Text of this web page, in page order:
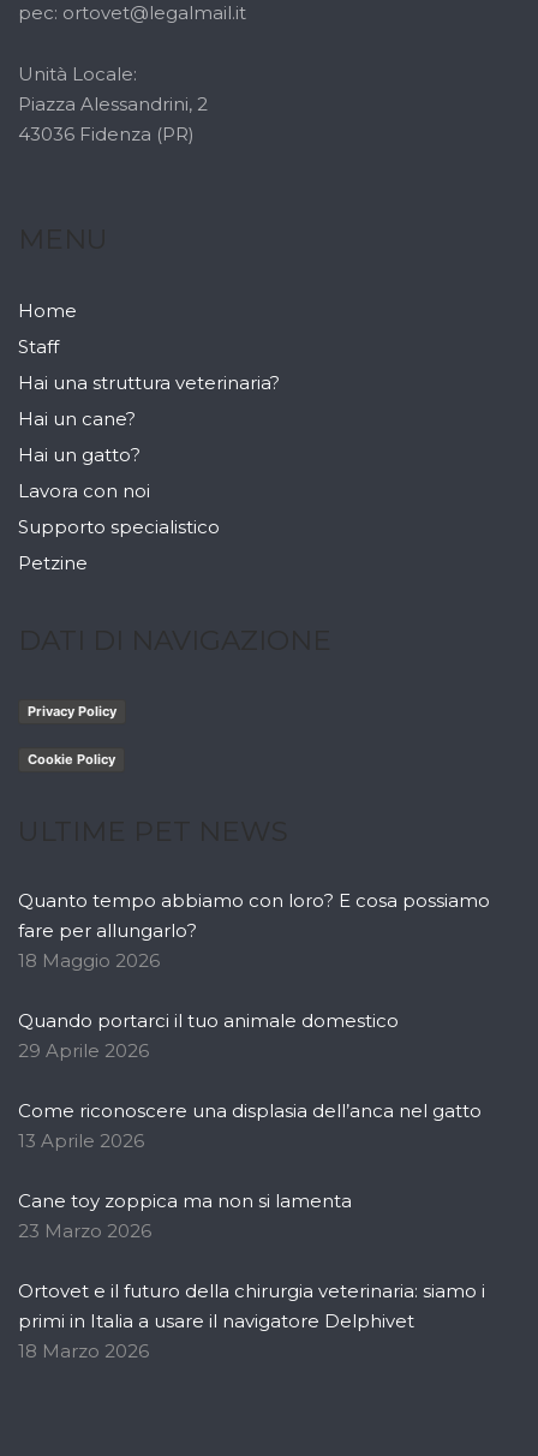
pec: ortovet@legalmail.it
Unità Locale:
Piazza Alessandrini, 2
43036 Fidenza (PR)
Home
Staff
Hai una struttura veterinaria?
Hai un cane?
Hai un gatto?
Lavora con noi
Supporto specialistico
Petzine
Privacy Policy
Cookie Policy
Quanto tempo abbiamo con loro? E cosa possiamo
fare per allungarlo?
18 Maggio 2026
Quando portarci il tuo animale domestico
29 Aprile 2026
Come riconoscere una displasia dell’anca nel gatto
13 Aprile 2026
Cane toy zoppica ma non si lamenta
23 Marzo 2026
Ortovet e il futuro della chirurgia veterinaria: siamo i
primi in Italia a usare il navigatore Delphivet
18 Marzo 2026